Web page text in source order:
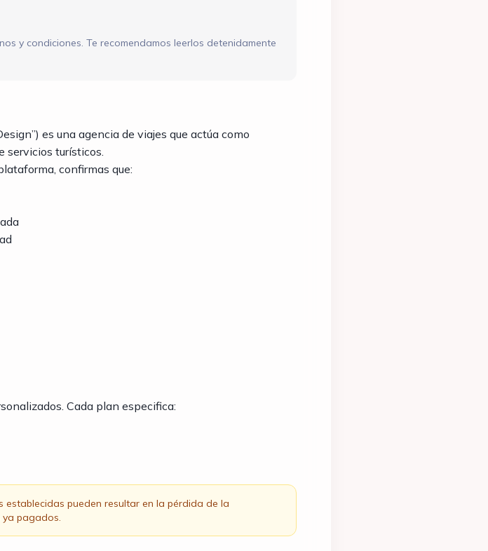
y condiciones. Te recomendamos leerlos detenidamente
es una agencia de viajes que actúa como
servicios turísticos.
confirmas que:
Cada plan especifica:
pueden resultar en la pérdida de la
ya pagados.